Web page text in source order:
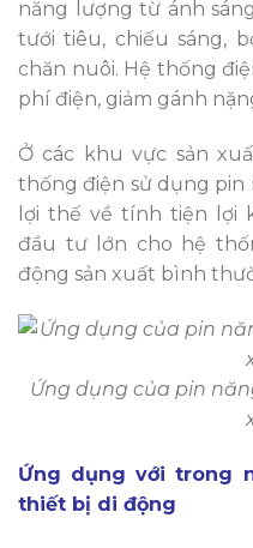
năng lượng từ ánh
tưới tiêu, chiếu sáng,
chăn nuôi. Hệ thống
phí điện, giảm gánh
Ở các khu vực sản
thống điện sử dụng pin
lợi thế về tính tiện lợi
đầu tư lớn cho hệ
động sản xuất bình
Ứng dụng của pin
Ứng dụng với trong
thiết bị di động